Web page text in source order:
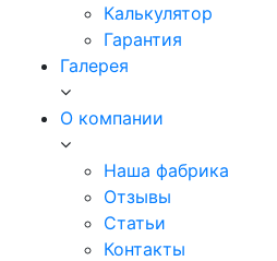
Калькулятор
Гарантия
Галерея
О компании
Наша фабрика
Отзывы
Статьи
Контакты